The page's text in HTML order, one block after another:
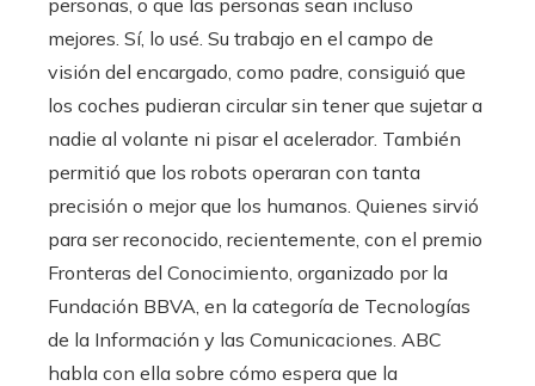
mejores. Sí, lo usé. Su trabajo en el campo de
visión del encargado, como padre, consiguió que
los coches pudieran circular sin tener que sujetar a
nadie al volante ni pisar el acelerador. También
permitió que los robots operaran con tanta
precisión o mejor que los humanos. Quienes sirvió
para ser reconocido, recientemente, con el premio
Fronteras del Conocimiento, organizado por la
Fundación BBVA, en la categoría de Tecnologías
de la Información y las Comunicaciones. ABC
habla con ella sobre cómo espera que la